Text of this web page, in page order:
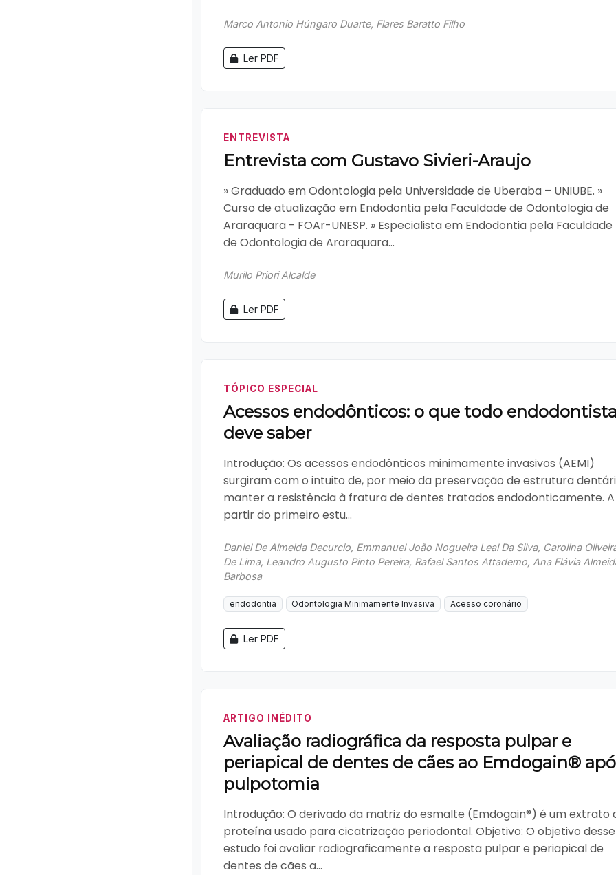
Marco Antonio Húngaro Duarte, Flares Baratto Filho
Ler PDF
ENTREVISTA
Entrevista com Gustavo Sivieri-Araujo
» Graduado em Odontologia pela Universidade de Uberaba – UNIUBE. »
Curso de atualização em Endodontia pela Faculdade de Odontologia de
Araraquara - FOAr-UNESP. » Especialista em Endodontia pela Faculdade
de Odontologia de Araraquara...
Murilo Priori Alcalde
Ler PDF
TÓPICO ESPECIAL
Acessos endodônticos: o que todo
deve saber
Introdução: Os acessos endodônticos minimamente invasivos (AEMI)
surgiram com o intuito de, por meio da preservação de estrutura
manter a resistência à fratura de dentes tratados endodonticamente. A
partir do primeiro estu...
Daniel De Almeida Decurcio, Emmanuel João Nogueira Leal Da Silva, Carolina
De Lima, Leandro Augusto Pinto Pereira, Rafael Santos Attademo, Ana Flávia
Barbosa
endodontia Odontologia Minimamente Invasiva Acesso coronário
Ler PDF
ARTIGO INÉDITO
Avaliação radiográfica da resposta pulpar e
periapical de dentes de cães ao Emdogain®
pulpotomia
Introdução: O derivado da matriz do esmalte (Emdogain®) é um extrato
proteína usado para cicatrização periodontal. Objetivo: O objetivo desse
estudo foi avaliar radiograficamente a resposta pulpar e periapical de
dentes de cães a...